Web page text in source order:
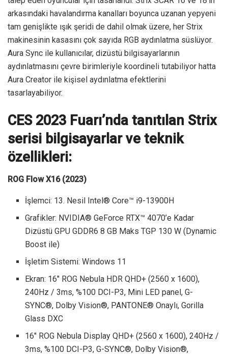
arkasındaki havalandırma kanalları boyunca uzanan yepyeni
tam genişlikte ışık şeridi de dahil olmak üzere, her Strix
makinesinin kasasını çok sayıda RGB aydınlatma süslüyor.
Aura Sync ile kullanıcılar, dizüstü bilgisayarlarının
aydınlatmasını çevre birimleriyle koordineli tutabiliyor hatta
Aura Creator ile kişisel aydınlatma efektlerini
tasarlayabiliyor.
CES 2023 Fuarı’nda tanıtılan Strix
serisi bilgisayarlar ve teknik
özellikleri:
ROG Flow X16 (2023)
İşlemci: 13. Nesil Intel® Core™ i9-13900H
Grafikler: NVIDIA® GeForce RTX™ 4070’e Kadar
Dizüstü GPU GDDR6 8 GB Maks TGP 130 W (Dynamic
Boost ile)
İşletim Sistemi: Windows 11
Ekran: 16″ ROG Nebula HDR QHD+ (2560 x 1600),
240Hz / 3ms, %100 DCI-P3, Mini LED panel, G-
SYNC®, Dolby Vision®, PANTONE® Onaylı, Gorilla
Glass DXC
16″ ROG Nebula Display QHD+ (2560 x 1600), 240Hz /
3ms, %100 DCI-P3, G-SYNC®, Dolby Vision®,